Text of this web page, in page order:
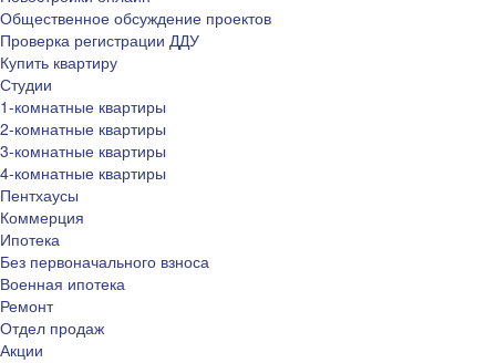
Общественное обсуждение проектов
Проверка регистрации ДДУ
Купить квартиру
Студии
1-комнатные квартиры
2-комнатные квартиры
3-комнатные квартиры
4-комнатные квартиры
Пентхаусы
Коммерция
Ипотека
Без первоначального взноса
Военная ипотека
Ремонт
Отдел продаж
Акции